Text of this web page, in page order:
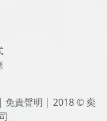
免責聲明 | 2018 © 奕